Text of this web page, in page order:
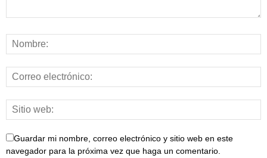
Guardar mi nombre, correo electrónico y sitio web en este
navegador para la próxima vez que haga un comentario.